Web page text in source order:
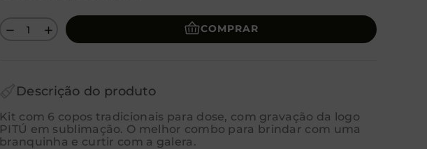
＋
－ COMPRAR
Descrição do produto
Kit com 6 copos tradicionais para dose, com gravação da logo
PITÚ em sublimação. O melhor combo para brindar com uma
branquinha e curtir com a galera.